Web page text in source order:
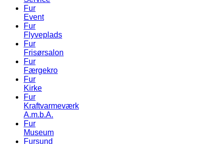
Fur
Event
Fur
Flyveplads
Fur
Frisørsalon
Fur
Færgekro
Fur
Kirke
Fur
Kraftvarmeværk
A.m.b.A.
Fur
Museum
Fursund